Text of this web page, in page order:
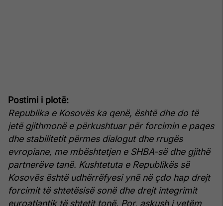
Postimi i plotë:
Republika e Kosovës ka qenë, është dhe do të
jetë gjithmonë e përkushtuar për forcimin e paqes
dhe stabilitetit përmes dialogut dhe rrugës
evropiane, me mbështetjen e SHBA-së dhe gjithë
partnerëve tanë. Kushtetuta e Republikës së
Kosovës është udhërrëfyesi ynë në çdo hap drejt
forcimit të shtetësisë sonë dhe drejt integrimit
euroatlantik të shtetit tonë. Por, askush i vetëm